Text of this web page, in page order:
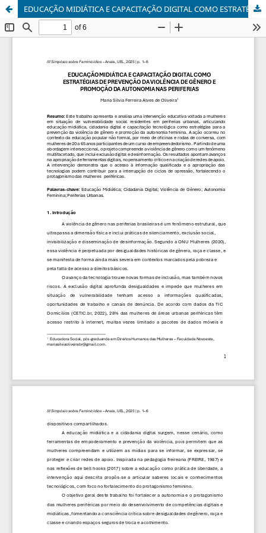
EDUCAÇÃO MIDIÁTICA E CAPACITAÇÃO DIGITAL COMO ESTRATÉGIAS DE PREVENÇÃO DA VIOLÊNCIA DE GÊNERO E PROMOÇÃO DA AUTONOMIA NAS PERIFERIAS